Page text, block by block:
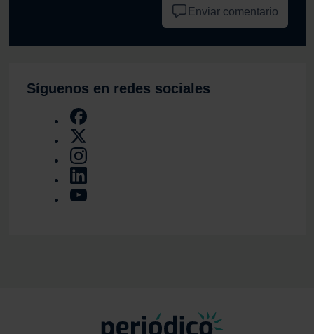
Enviar comentario
Síguenos en redes sociales